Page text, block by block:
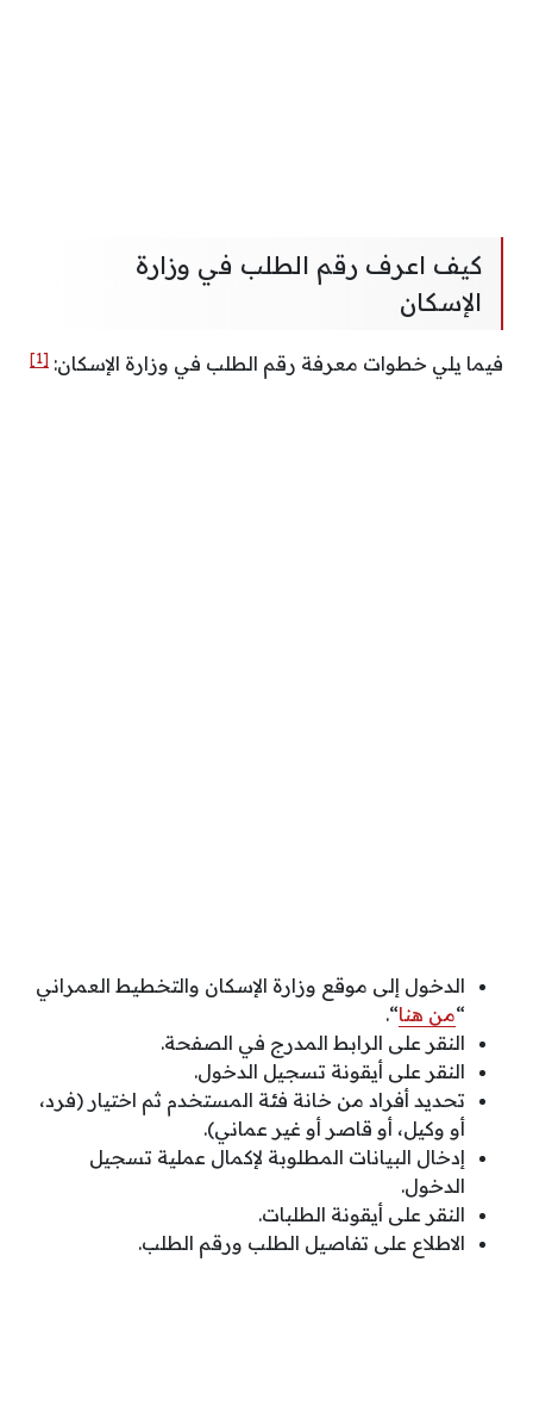
كيف اعرف رقم الطلب في وزارة
الإسكان
فيما يلي خطوات معرفة رقم الطلب في وزارة الإسكان: [1]
الدخول إلى موقع وزارة الإسكان والتخطيط العمراني
“من هنا“.
النقر على الرابط المدرج في الصفحة.
النقر على أيقونة تسجيل الدخول.
تحديد أفراد من خانة فئة المستخدم ثم اختيار (فرد،
أو وكيل، أو قاصر أو غير عماني).
إدخال البيانات المطلوبة لإكمال عملية تسجيل
الدخول.
النقر على أيقونة الطلبات.
الاطلاع على تفاصيل الطلب ورقم الطلب.